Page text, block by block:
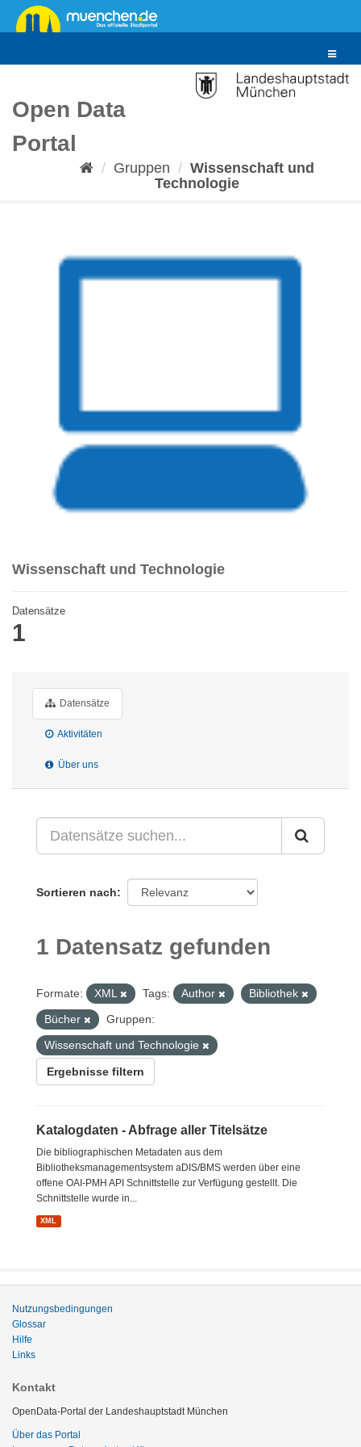
Überspringen
zum
Toggle
Open Data
Portal
Gruppen
Wissenschaft und
Technologie
Wissenschaft und Technologie
Datensätze
1
Datensätze
Aktivitäten
Über uns
Sortieren nach
1 Datensatz gefunden
Formate: XML Tags: Author
Bibliothek
Bücher
Gruppen:
Wissenschaft und Technologie
Ergebnisse filtern
Katalogdaten - Abfrage aller Titelsätze
Die bibliographischen Metadaten aus dem
Bibliotheksmanagementsystem aDIS/BMS werden über eine
offene OAI-PMH API Schnittstelle zur Verfügung gestellt. Die
Schnittstelle wurde in...
XML
Nutzungsbedingungen
Glossar
Hilfe
Links
Kontakt
OpenData-Portal der Landeshauptstadt München
Über das Portal